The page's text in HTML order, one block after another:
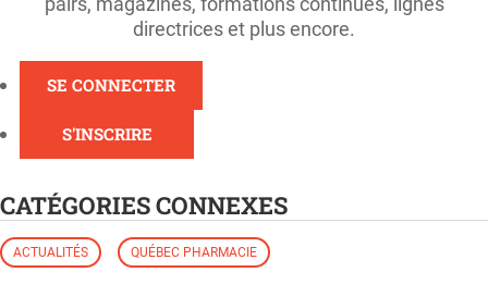
directrices et plus encore.
SE CONNECTER
S'INSCRIRE
CATÉGORIES CONNEXES
ACTUALITÉS QUÉBEC PHARMACIE